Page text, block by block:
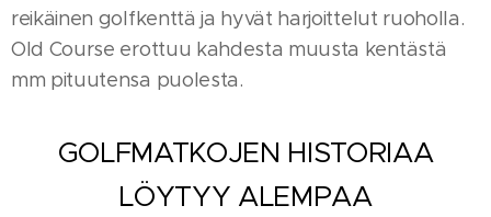
reikäinen golfkenttä ja hyvät harjoittelut ruoholla.
Old Course erottuu kahdesta muusta kentästä
mm pituutensa puolesta.
GOLFMATKOJEN HISTORIAA
LÖYTYY ALEMPAA